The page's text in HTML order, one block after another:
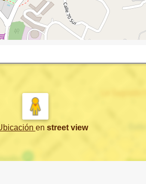
en street view